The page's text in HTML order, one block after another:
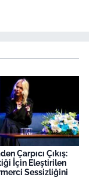
Çarpıcı Çıkış:
İçin Eleştirilen
Sessizliğini